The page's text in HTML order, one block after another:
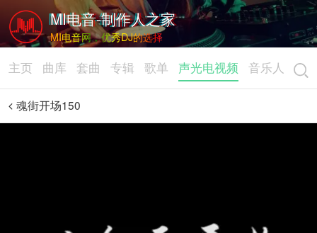
MI电音-制作人之家
MI电音网，优秀DJ的选择
主页 曲库 套曲 专辑 歌单 声光电视频 音乐人
魂街开场150